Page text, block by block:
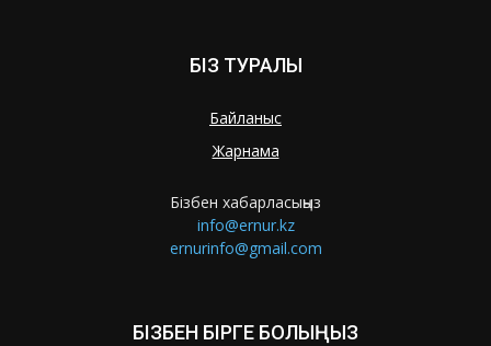
БІЗ ТУРАЛЫ
Байланыс
Жарнама
Бізбен хабарласыңыз
info@ernur.kz
ernurinfo@gmail.com
БІЗБЕН БІРГЕ БОЛЫҢЫЗ